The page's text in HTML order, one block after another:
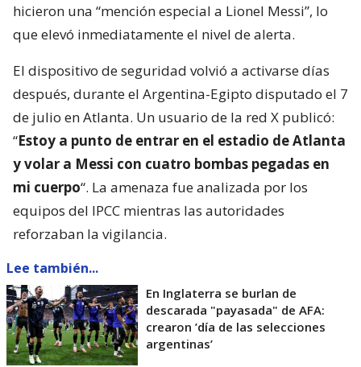
hicieron una “mención especial a Lionel Messi”, lo
que elevó inmediatamente el nivel de alerta.
El dispositivo de seguridad volvió a activarse días
después, durante el Argentina-Egipto disputado el 7
de julio en Atlanta. Un usuario de la red X publicó:
“Estoy a punto de entrar en el estadio de Atlanta
y volar a Messi con cuatro bombas pegadas en
mi cuerpo“. La amenaza fue analizada por los
equipos del IPCC mientras las autoridades
reforzaban la vigilancia.
Lee también...
En Inglaterra se burlan de
descarada "payasada" de AFA:
crearon ’día de las selecciones
argentinas’